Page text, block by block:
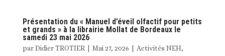
Présentation du « Manuel d’éveil olfactif pour petits
et grands » à la librairie Mollat de Bordeaux le
samedi 23 mai 2026
parDidier TROTIER Mai 27, 2026 Activités NEH,